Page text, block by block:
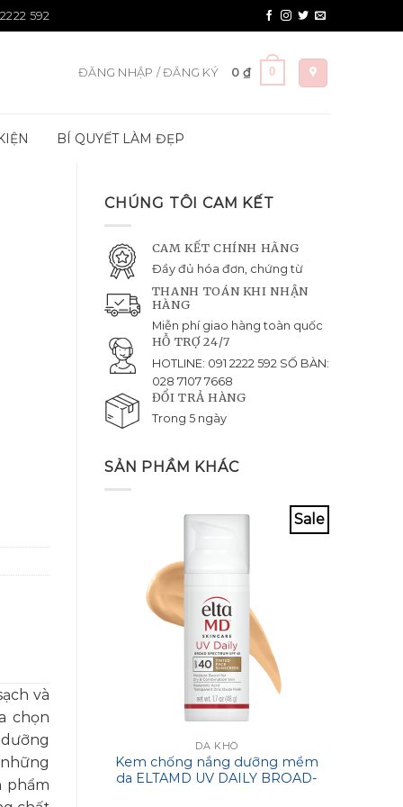
592
ĐĂNG NHẬP / ĐĂNG KÝ 0 ₫ 0
BÍ QUYẾT LÀM ĐẸP
CHÚNG TÔI CAM KẾT
CAM KẾT CHÍNH HÃNG
Đầy đủ hóa đơn, chứng từ
THANH TOÁN KHI NHẬN
HÀNG
Miễn phí giao hàng toàn quốc
HỖ TRỢ 24/7
HOTLINE: 091 2222 592 SỐ BÀN:
028 7107 7668
ĐỔI TRẢ HÀNG
Trong 5 ngày
SẢN PHẦM KHÁC
Sale
DA KHÔ
Kem chống nắng dưỡng mềm
da ELTAMD UV DAILY BROAD-
và
chọn
phẩm